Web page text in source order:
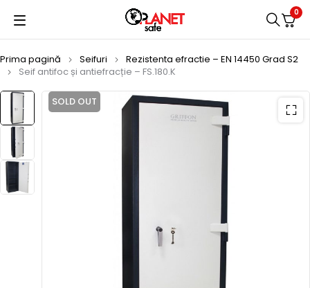
0
Prima pagină Seifuri
Rezistenta efractie – EN 14450 Grad S2
Seif antifoc și antiefracție – FS.180.K
SOLD OUT